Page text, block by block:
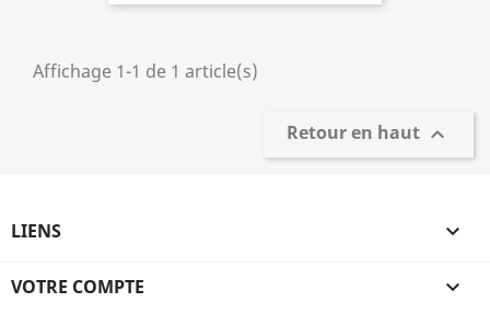
Affichage 1-1 de 1 article(s)
Retour en haut 
LIENS 
VOTRE COMPTE 